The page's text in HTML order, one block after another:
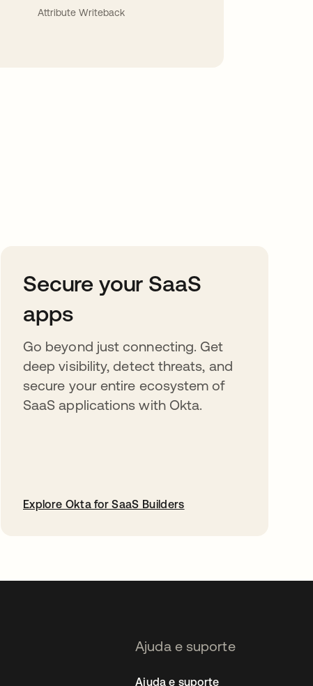
Attribute Writeback
Secure your SaaS
apps
Go beyond just connecting. Get
deep visibility, detect threats, and
secure your entire ecosystem of
SaaS applications with Okta.
Explore Okta for SaaS Builders
Ajuda e suporte
Ajuda e suporte